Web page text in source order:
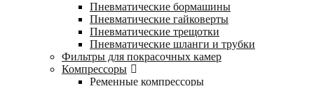
Пневматические бормашины
Пневматические гайковерты
Пневматические трещотки
Пневматические шланги и трубки
Фильтры для покрасочных камер
Компрессоры
Ременные компрессоры